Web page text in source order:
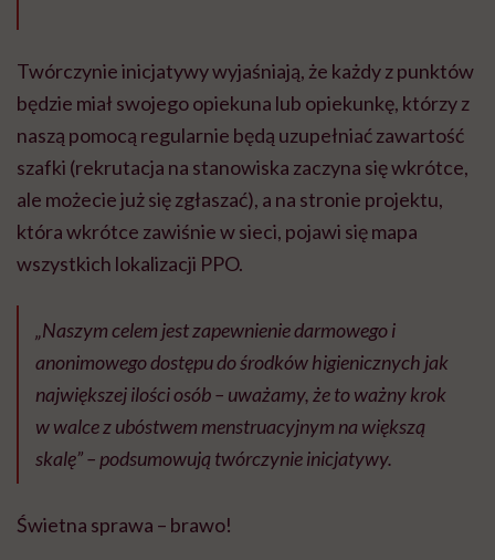
Twórczynie inicjatywy wyjaśniają, że każdy z punktów
będzie miał swojego opiekuna lub opiekunkę, którzy z
naszą pomocą regularnie będą uzupełniać zawartość
szafki (rekrutacja na stanowiska zaczyna się wkrótce,
ale możecie już się zgłaszać), a na stronie projektu,
która wkrótce zawiśnie w sieci, pojawi się mapa
wszystkich lokalizacji PPO.
„Naszym celem jest zapewnienie darmowego i
anonimowego dostępu do środków higienicznych jak
największej ilości osób – uważamy, że to ważny krok
w walce z ubóstwem menstruacyjnym na większą
skalę” – podsumowują twórczynie inicjatywy.
Świetna sprawa – brawo!